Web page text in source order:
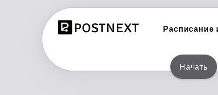
Расписание
Расписание и публикация в
Начать